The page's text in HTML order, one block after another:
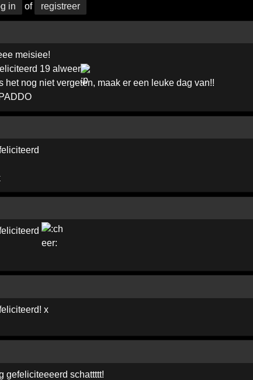
in of registreer
meisiee!
19 alweer
het nog niet vergeten, maak er een leuke dag van!!
x
gefeliciteeeerd schattttt!